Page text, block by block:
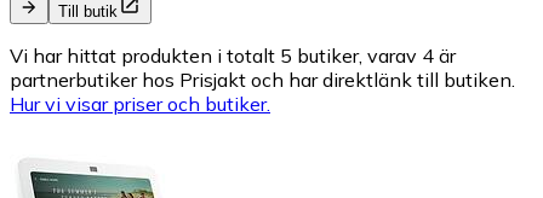
Till butik
Vi har hittat produkten i totalt 5 butiker, varav 4 är
partnerbutiker hos Prisjakt och har direktlänk till butiken.
Hur vi visar priser och butiker.